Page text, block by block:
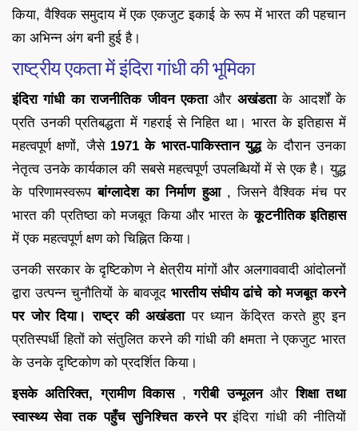
किया, वैश्विक समुदाय में एक एकजुट इकाई के रूप में भारत की पहचान
का अभिन्न अंग बनी हुई है।
राष्ट्रीय एकता में इंदिरा गांधी की भूमिका
इंदिरा गांधी का राजनीतिक जीवन एकताऔर अखंडताके आदर्शों के
प्रति उनकी प्रतिबद्धता में गहराई से निहित था। भारत के इतिहास में
महत्वपूर्ण क्षणों, जैसे 1971 के भारत-पाकिस्तान युद्धके दौरान उनका
नेतृत्व उनके कार्यकाल की सबसे महत्वपूर्ण उपलब्धियों में से एक है। युद्ध
के परिणामस्वरूपबांग्लादेश का निर्माण हुआ, जिसने वैश्विक मंच पर
भारत की प्रतिष्ठा को मजबूत किया और भारत केकूटनीतिक इतिहास
में एक महत्वपूर्ण क्षण को चिह्नित किया।
उनकी सरकार के दृष्टिकोण ने क्षेत्रीय मांगों और अलगाववादी आंदोलनों
द्वारा उत्पन्न चुनौतियों के बावजूद भारतीय संघीय ढांचे को मजबूत करने
पर जोर दिया।राष्ट्र की अखंडतापर ध्यान केंद्रित करते हुए इन
प्रतिस्पर्धी हितों को संतुलित करने की गांधी की क्षमता ने एकजुट भारत
के उनके दृष्टिकोण को प्रदर्शित किया।
इसके अतिरिक्त, ग्रामीण विकास,गरीबी उन्मूलनऔरशिक्षा तथा
स्वास्थ्य सेवा तक पहुँच सुनिश्चित करने परइंदिरा गांधी की नीतियों